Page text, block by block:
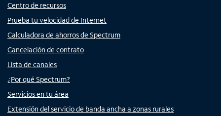
Centro de recursos
Prueba tu velocidad de Internet
Calculadora de ahorros de Spectrum
Cancelación de contrato
Lista de canales
¿Por qué Spectrum?
Servicios en tu área
Extensión del servicio de banda ancha a zonas rurales